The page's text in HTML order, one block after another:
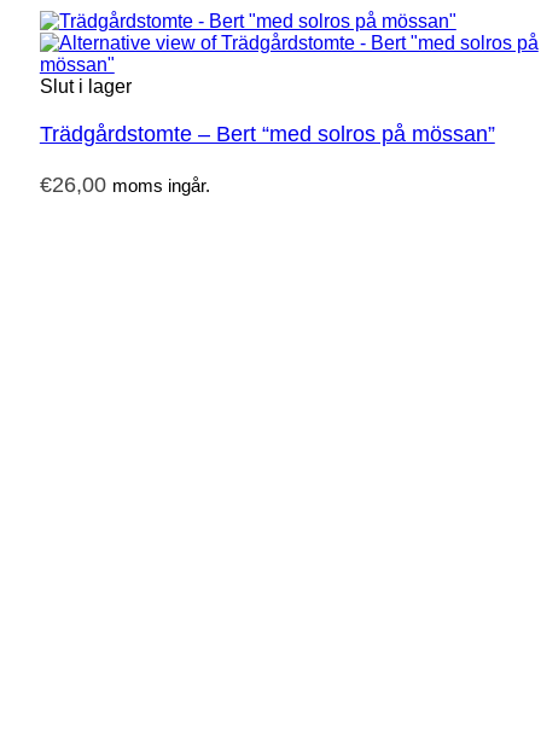
Slut i lager
Trädgårdstomte – Bert “med solros på mössan”
€26,00 moms ingår.